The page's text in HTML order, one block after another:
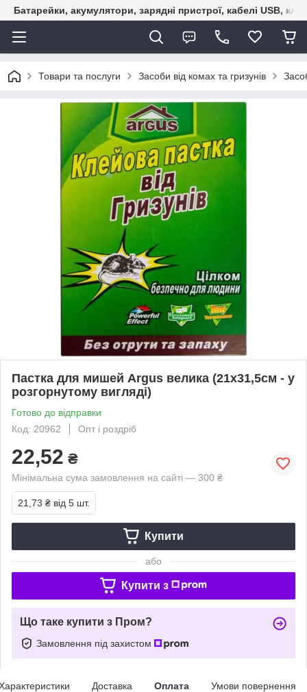
Батарейки, акумулятори, зарядні пристрої, кабелі USB,
Товари та послуги Засоби від комах та гризунів
Пастка для мишей Argus велика (21х31,5см - у
розгорнутому вигляді)
Готово до відправки
Код: 20962
Опт і роздріб
22,52 ₴
Мінімальна сума замовлення на сайті — 300 ₴
21,73 ₴ від 5 шт.
Купити
або
Купити з
Що таке купити з Пром?
Замовлення під захистом
Доставка Оплата Умови повернення